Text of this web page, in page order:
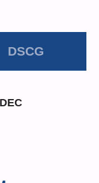
DSCG
DEC